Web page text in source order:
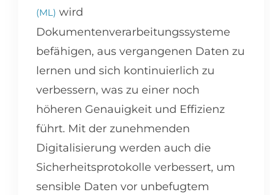
(ML) wird
Dokumentenverarbeitungssysteme
befähigen, aus vergangenen Daten zu
lernen und sich kontinuierlich zu
verbessern, was zu einer noch
höheren Genauigkeit und Effizienz
führt. Mit der zunehmenden
Digitalisierung werden auch die
Sicherheitsprotokolle verbessert, um
sensible Daten vor unbefugtem